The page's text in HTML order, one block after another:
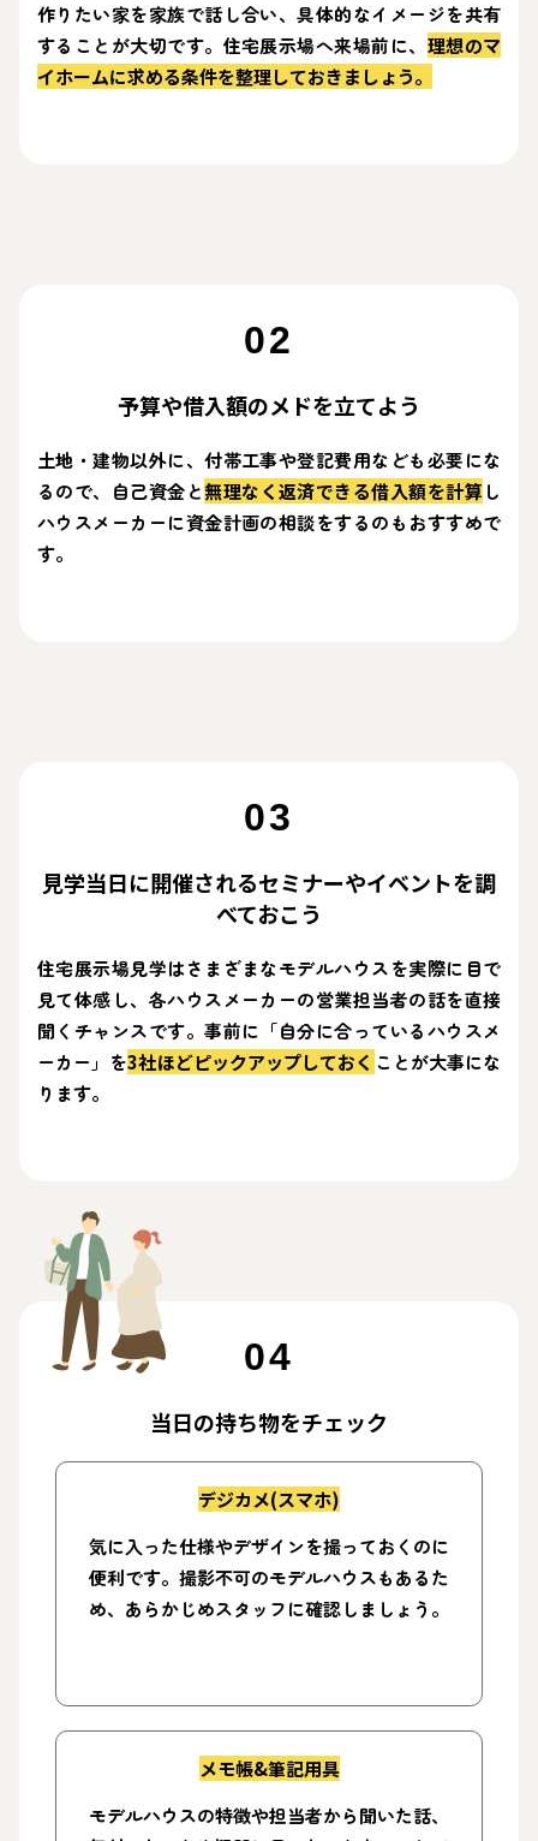
作りたい家を家族で話し合い、具体的なイメージを共有
することが大切です。住宅展示場へ来場前に、 理想のマ
イホームに求める条件を整理しておきましょう。
02
予算や借入額のメドを立てよう
土地・建物以外に、付帯工事や登記費用なども必要にな
るので、自己資金と無理なく返済できる借入額を計算 し
ハウスメーカーに資金計画の相談をするのもおすすめで
す。
03
見学当日に開催されるセミナーやイベントを調
べておこう
住宅展示場見学はさまざまなモデルハウスを実際に目で
見て体感し、各ハウスメーカーの営業担当者の話を直接
聞くチャンスです。事前に「自分に合っているハウスメ
ーカー」を3社ほどピックアップしておく ことが大事にな
ります。
04
当日の持ち物をチェック
デジカメ(スマホ)
気に入った仕様やデザインを撮っておくのに
便利です。撮影不可のモデルハウスもあるた
め、あらかじめスタッフに確認しましょう。
メモ帳&筆記用具
モデルハウスの特徴や担当者から聞いた話、